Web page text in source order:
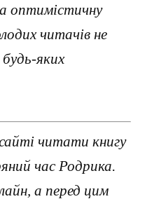
оптимістичну
читачів не
яких
читати книгу
час Родрика.
а перед цим